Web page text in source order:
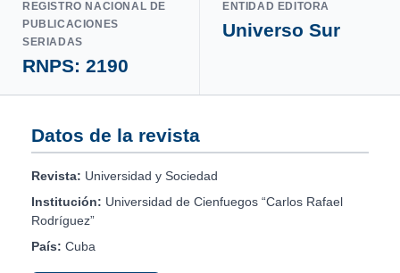
REGISTRO NACIONAL DE
PUBLICACIONES
SERIADAS
RNPS: 2190
ENTIDAD EDITORA
Universo Sur
Datos de la revista
Revista: Universidad y Sociedad
Institución: Universidad de Cienfuegos “Carlos Rafael
Rodríguez”
País: Cuba